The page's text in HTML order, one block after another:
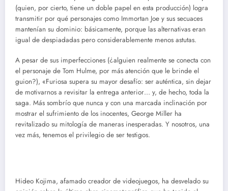
(quien, por cierto, tiene un doble papel en esta producción) logra
transmitir por qué personajes como Immortan Joe y sus secuaces
mantenían su dominio: básicamente, porque las alternativas eran
igual de despiadadas pero considerablemente menos astutas.
A pesar de sus imperfecciones (¿alguien realmente se conecta con
el personaje de Tom Hulme, por más atención que le brinde el
guion?), «Furiosa supera su mayor desafío: ser auténtica, sin dejar
de motivarnos a revisitar la entrega anterior… y, de hecho, toda la
saga. Más sombrío que nunca y con una marcada inclinación por
mostrar el sufrimiento de los inocentes, George Miller ha
revitalizado su mitología de maneras inesperadas. Y nosotros, una
vez más, tenemos el privilegio de ser testigos.
Hideo Kojima, afamado creador de videojuegos, ha desvelado su